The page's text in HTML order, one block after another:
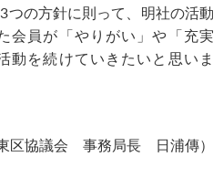
つの方針に則って、明社の活動
会員が「やりがい」や「充実
動を続けていきたいと思いま
区協議会 事務局長 日浦傳）